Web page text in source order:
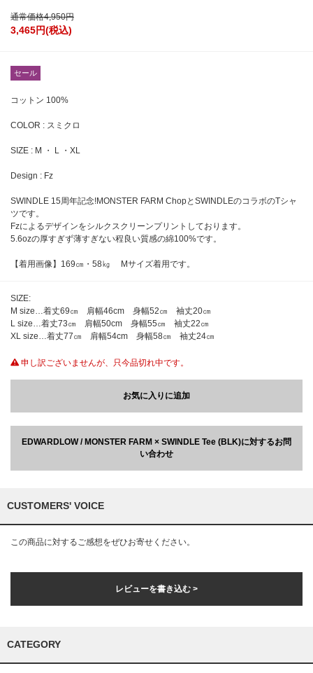
通常価格4,950円
3,465円(税込)
セール
コットン 100%
COLOR : スミクロ
SIZE : M ・ L ・XL
Design : Fz
SWINDLE 15周年記念!MONSTER FARM ChopとSWINDLEのコラボのTシャ
ツです。
Fzによるデザインをシルクスクリーンプリントしております。
5.6ozの厚すぎず薄すぎない程良い質感の綿100%です。
【着用画像】169㎝・58㎏ Mサイズ着用です。
SIZE:
M size…着丈69㎝ 肩幅46cm 身幅52㎝ 袖丈20㎝
L size…着丈73㎝ 肩幅50cm 身幅55㎝ 袖丈22㎝
XL size…着丈77㎝ 肩幅54cm 身幅58㎝ 袖丈24㎝
申し訳ございませんが、只今品切れ中です。
お気に入りに追加
EDWARDLOW / MONSTER FARM × SWINDLE Tee (BLK)に対するお問
い合わせ
CUSTOMERS' VOICE
この商品に対するご感想をぜひお寄せください。
レビューを書き込む >
CATEGORY